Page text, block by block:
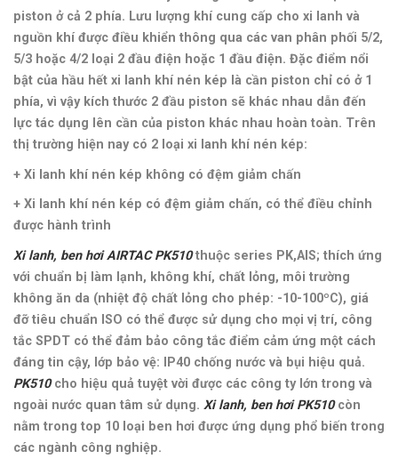
piston ở cả 2 phía. Lưu lượng khí cung cấp cho xi lanh và
nguồn khí được điều khiển thông qua các van phân phối 5/2,
5/3 hoặc 4/2 loại 2 đầu điện hoặc 1 đầu điện. Đặc điểm nổi
bật của hầu hết xi lanh khí nén kép là cần piston chỉ có ở 1
phía, vì vậy kích thước 2 đầu piston sẽ khác nhau dẫn đến
lực tác dụng lên cần của piston khác nhau hoàn toàn. Trên
thị trường hiện nay có 2 loại xi lanh khí nén kép:
+ Xi lanh khí nén kép không có đệm giảm chấn
+ Xi lanh khí nén kép có đệm giảm chấn, có thể điều chỉnh
được hành trình
Xi lanh, ben hơi AIRTAC PK510thuộc series PK,AIS; thích ứng
với chuẩn bị làm lạnh, không khí, chất lỏng, môi trường
không ăn da (nhiệt độ chất lỏng cho phép: -10-100ºC), giá
đỡ tiêu chuẩn ISO có thể được sử dụng cho mọi vị trí, công
tắc SPDT có thể đảm bảo công tắc điểm cảm ứng một cách
đáng tin cậy, lớp bảo vệ: IP40 chống nước và bụi hiệu quả.
PK510cho hiệu quả tuyệt vời được các công ty lớn trong và
ngoài nước quan tâm sử dụng. Xi lanh, ben hơi PK510còn
nằm trong top 10 loại ben hơi được ứng dụng phổ biến trong
các ngành công nghiệp.